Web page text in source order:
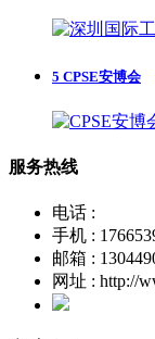
5 CPSE安博会
服务热线
电话 :
手机 :
邮箱 :
网址 : http://